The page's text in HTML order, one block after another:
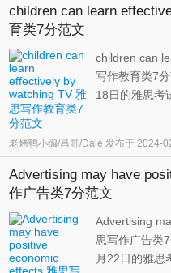
children can learn
育类7分范文
children can
写作教育类7
18日的雅思考
西；但另一方
误其运动，让
老烤鸭小编/昌哥/Dale 发布于 2024-
Advertising may have
作广告类7分范文
Advertising
思写作广告类
月22日的雅思